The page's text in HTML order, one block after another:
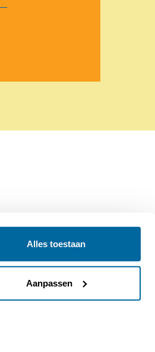
Alles toestaan
Aanpassen